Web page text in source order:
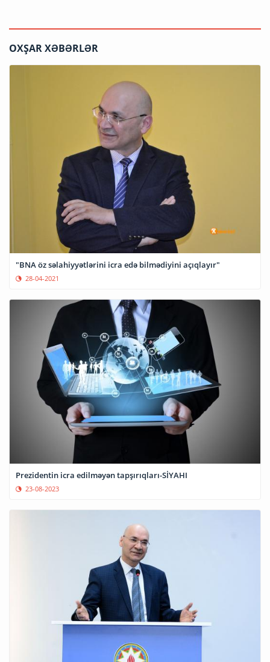
OXŞAR XƏBƏRLƏR
"BNA öz səlahiyyətlərini icra edə bilmədiyini açıqlayır"
28-04-2021
Prezidentin icra edilməyən tapşırıqları-SİYAHI
23-08-2023